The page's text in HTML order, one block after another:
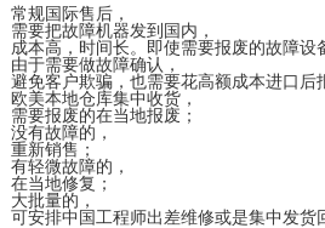
常规国际售后，
需要把故障机器发到国内，
成本高，时间长。即使需要报废的故障设
由于需要做故障确认，
避免客户欺骗，也需要花高额成本进口后
欧美本地仓库集中收货，
需要报废的在当地报废；
没有故障的，
重新销售；
有轻微故障的，
在当地修复；
大批量的，
可安排中国工程师出差维修或是集中发货